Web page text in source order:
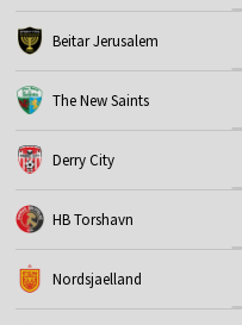
Beitar Jerusalem
The New Saints
Derry City
HB Torshavn
Nordsjaelland